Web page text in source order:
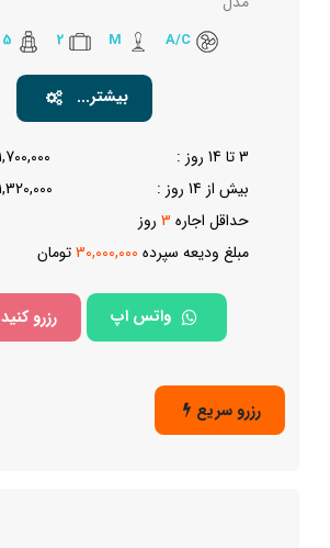
A/C
M
2
5
بیشتر...
3 تا 14 روز : 1,700,000
بیش از 14 روز : 1,320,000
حداقل اجاره3روز
مبلغ ودیعه سپرده30,000,000تومان
واتس اپ رزرو کنید
رزرو سریع